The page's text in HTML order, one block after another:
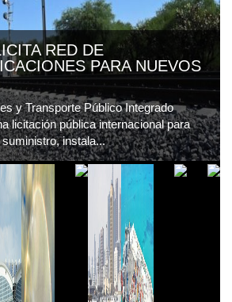
RED DE
PARA NUEVOS
y Transporte Público Integrado
licitación pública internacional para
instala...